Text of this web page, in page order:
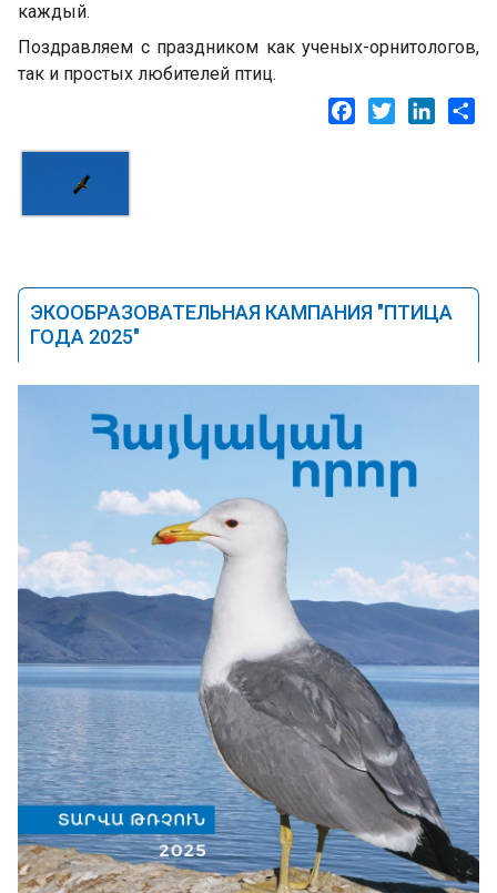
каждый.
Поздравляем с праздником как ученых-орнитологов,
так и простых любителей птиц.
Facebook
Twitter
ЭКООБРАЗОВАТЕЛЬНАЯ КАМПАНИЯ "ПТИЦА
ГОДА 2025"